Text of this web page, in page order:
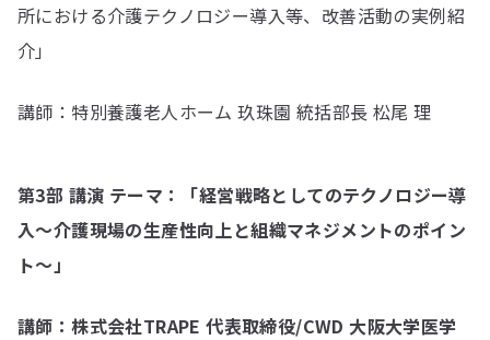
所における介護テクノロジー導入等、改善活動の実例紹
介」
講師：特別養護老人ホーム 玖珠園 統括部長 松尾 理
第3部 講演 テーマ：「経営戦略としてのテクノロジー導
入～介護現場の生産性向上と組織マネジメントのポイン
ト～」
講師：株式会社TRAPE 代表取締役/CWD 大阪大学医学